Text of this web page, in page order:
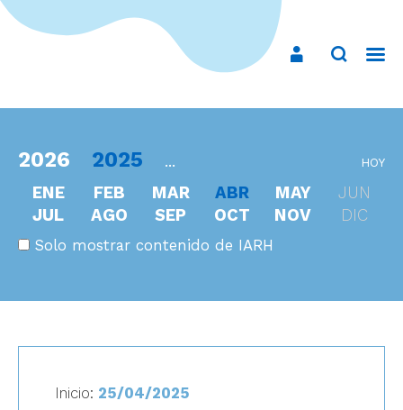
2026 2025 ... HOY
ENE FEB MAR ABR MAY
JUN
JUL
AGO SEP OCT NOV DIC
Solo mostrar contenido de IARH
Inicio: 25/04/2025